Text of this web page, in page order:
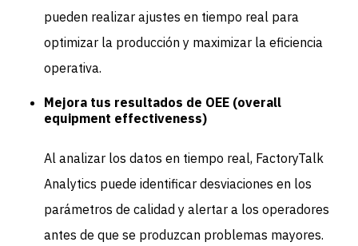
pueden realizar ajustes en tiempo real para
optimizar la producción y maximizar la eficiencia
operativa.
Mejora tus resultados de OEE (overall
equipment effectiveness)
Al analizar los datos en tiempo real, FactoryTalk
Analytics puede identificar desviaciones en los
parámetros de calidad y alertar a los operadores
antes de que se produzcan problemas mayores.